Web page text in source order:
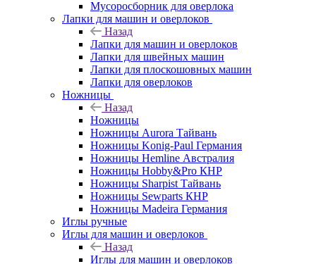
Мусоросборник для оверлока
Лапки для машин и оверлоков
Назад
Лапки для машин и оверлоков
Лапки для швейных машин
Лапки для плоскошовных машин
Лапки для оверлоков
Ножницы
Назад
Ножницы
Ножницы Aurora Тайвань
Ножницы Konig-Paul Германия
Ножницы Hemline Австралия
Ножницы Hobby&Pro КНР
Ножницы Sharpist Тайвань
Ножницы Sewparts КНР
Ножницы Madeira Германия
Иглы ручные
Иглы для машин и оверлоков
Назад
Иглы для машин и оверлоков